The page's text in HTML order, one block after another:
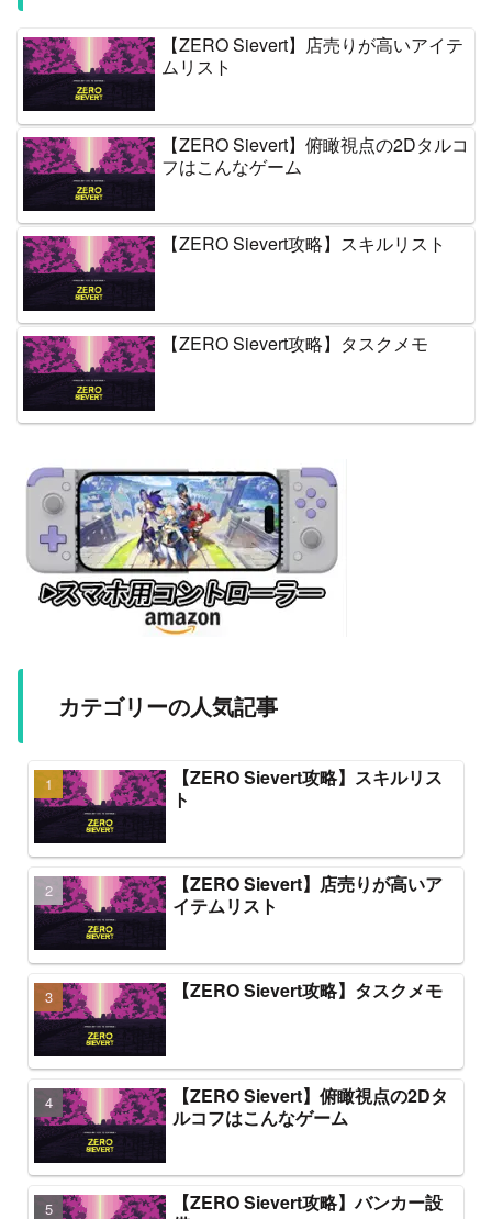
【ZERO Sievert】店売りが高いアイテ
ムリスト
【ZERO Sievert】俯瞰視点の2Dタルコ
フはこんなゲーム
【ZERO Sievert攻略】スキルリスト
【ZERO Sievert攻略】タスクメモ
カテゴリーの人気記事
【ZERO Sievert攻略】スキルリス
ト
【ZERO Sievert】店売りが高いア
イテムリスト
【ZERO Sievert攻略】タスクメモ
【ZERO Sievert】俯瞰視点の2Dタ
ルコフはこんなゲーム
【ZERO Sievert攻略】バンカー設